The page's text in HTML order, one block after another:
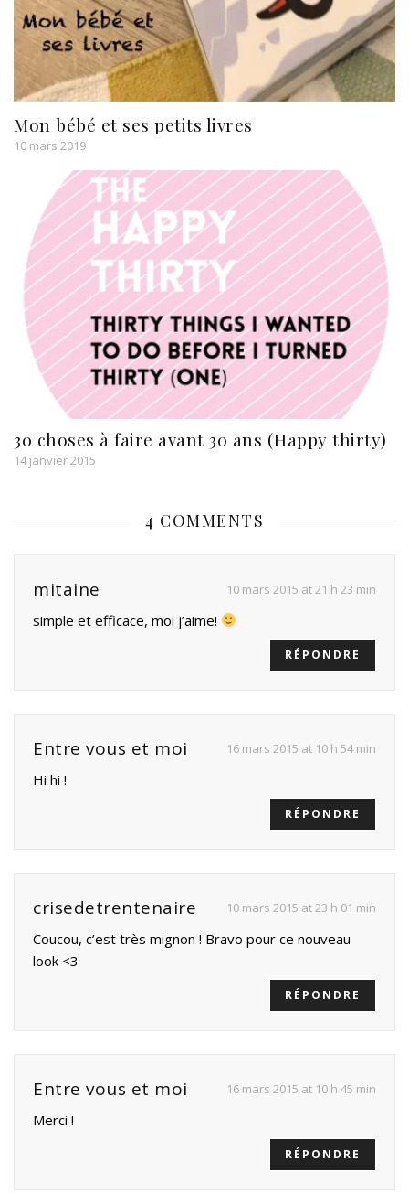
Mon bébé et ses petits livres
10 mars 2019
30 choses à faire avant 30 ans (Happy thirty)
14 janvier 2015
4 COMMENTS
mitaine 10 mars 2015 at 21 h 23 min
simple et efficace, moi j’aime!
RÉPONDRE
Entre vous et moi 16 mars 2015 at 10 h 54 min
Hi hi !
RÉPONDRE
crisedetrentenaire 10 mars 2015 at 23 h 01 min
Coucou, c’est très mignon ! Bravo pour ce nouveau
look <3
RÉPONDRE
Entre vous et moi 16 mars 2015 at 10 h 45 min
Merci !
RÉPONDRE